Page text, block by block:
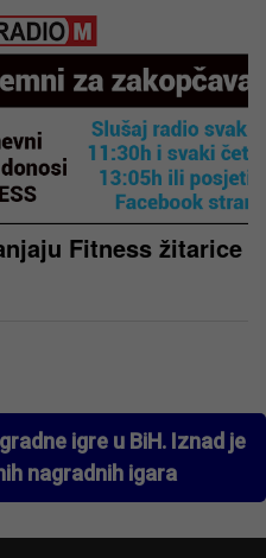
Fitness žitarice
igre u BiH. Iznad je
nagradnih igara